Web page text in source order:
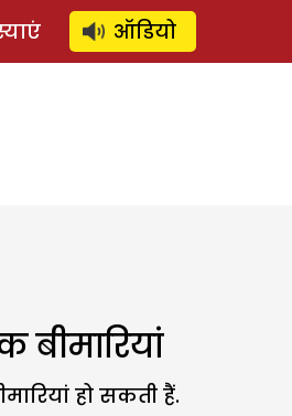
SUBSCRIBE
ऑडियो
हो सकती हैं.